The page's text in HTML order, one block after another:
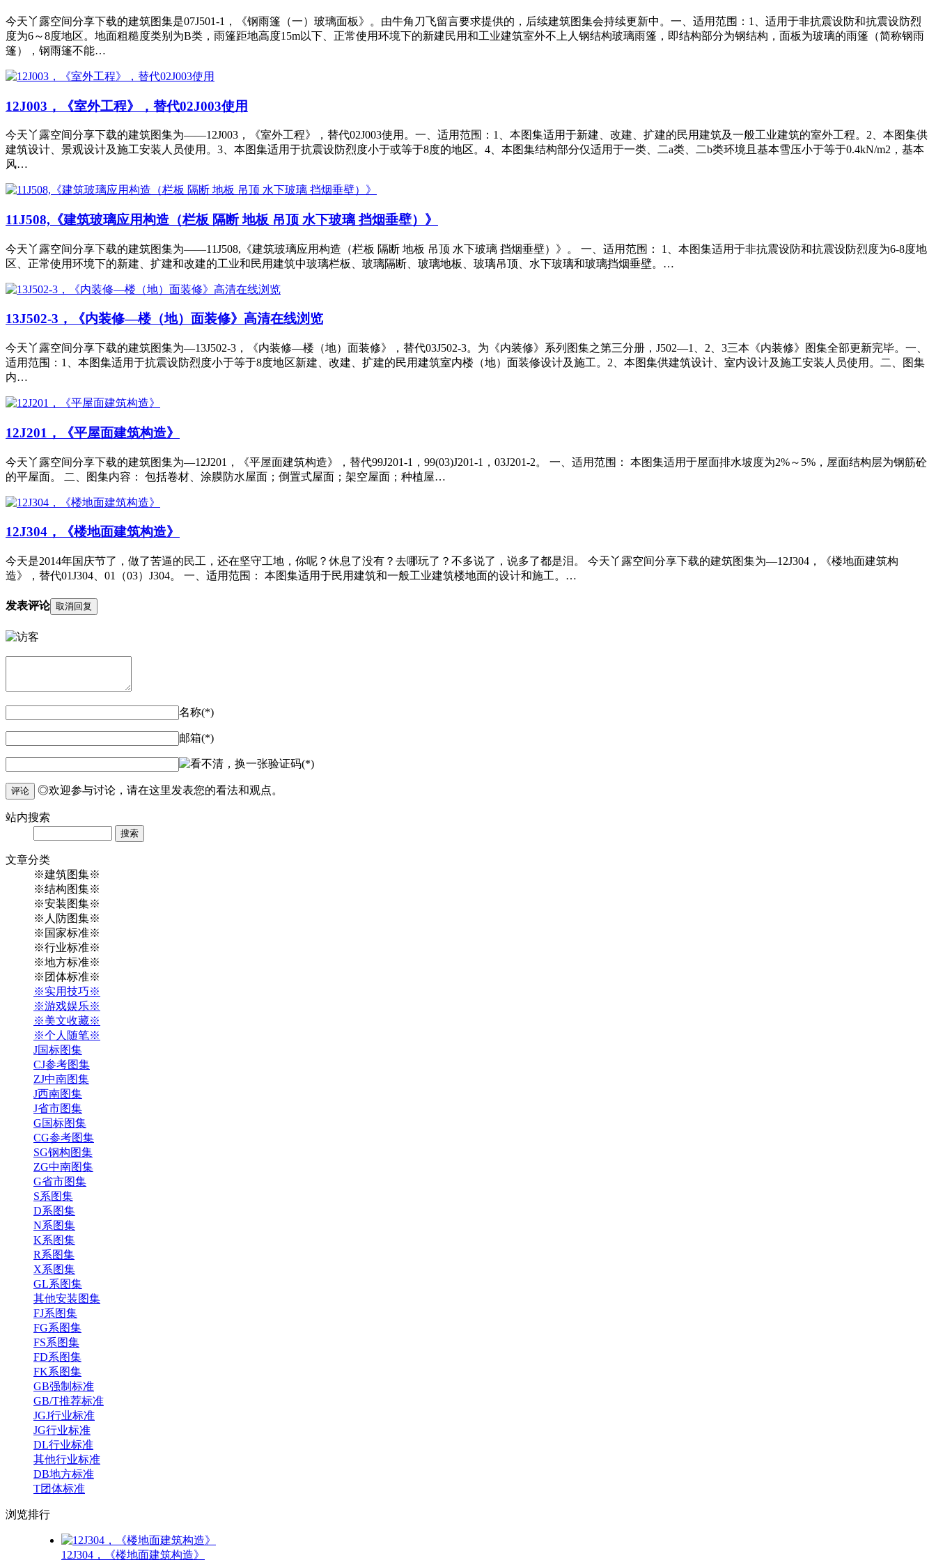
今天丫露空间分享下载的建筑图集是07J501-1，《钢雨篷（一）玻璃面板》。由牛角刀飞留言要求提供的，后续建筑图集会持续更新中。一、适用范围：1、适用于非抗震设防和抗震设防烈
度为6～8度地区。地面粗糙度类别为B类，雨篷距地高度15m以下、正常使用环境下的新建民用和工业建筑室外不上人钢结构玻璃雨篷，即结构部分为钢结构，面板为玻璃的雨篷（简称钢雨
篷），钢雨篷不能…
12J003，《室外工程》，替代02J003使用
今天丫露空间分享下载的建筑图集为——12J003，《室外工程》，替代02J003使用。一、适用范围：1、本图集适用于新建、改建、扩建的民用建筑及一般工业建筑的室外工程。2、本图集供
建筑设计、景观设计及施工安装人员使用。3、本图集适用于抗震设防烈度小于或等于8度的地区。4、本图集结构部分仅适用于一类、二a类、二b类环境且基本雪压小于等于0.4kN/m2，基本
风…
11J508,《建筑玻璃应用构造（栏板 隔断 地板 吊顶 水下玻璃 挡烟垂壁）》
今天丫露空间分享下载的建筑图集为——11J508,《建筑玻璃应用构造（栏板 隔断 地板 吊顶 水下玻璃 挡烟垂壁）》。 一、适用范围： 1、本图集适用于非抗震设防和抗震设防烈度为6-8度地
区、正常使用环境下的新建、扩建和改建的工业和民用建筑中玻璃栏板、玻璃隔断、玻璃地板、玻璃吊顶、水下玻璃和玻璃挡烟垂壁。…
13J502-3，《内装修—楼（地）面装修》高清在线浏览
今天丫露空间分享下载的建筑图集为—13J502-3，《内装修—楼（地）面装修》，替代03J502-3。为《内装修》系列图集之第三分册，J502—1、2、3三本《内装修》图集全部更新完毕。一、
适用范围：1、本图集适用于抗震设防烈度小于等于8度地区新建、改建、扩建的民用建筑室内楼（地）面装修设计及施工。2、本图集供建筑设计、室内设计及施工安装人员使用。二、图集
内…
12J201，《平屋面建筑构造》
今天丫露空间分享下载的建筑图集为—12J201，《平屋面建筑构造》，替代99J201-1，99(03)J201-1，03J201-2。 一、适用范围： 本图集适用于屋面排水坡度为2%～5%，屋面结构层为钢筋砼
的平屋面。 二、图集内容： 包括卷材、涂膜防水屋面；倒置式屋面；架空屋面；种植屋…
12J304，《楼地面建筑构造》
今天是2014年国庆节了，做了苦逼的民工，还在坚守工地，你呢？休息了没有？去哪玩了？不多说了，说多了都是泪。 今天丫露空间分享下载的建筑图集为—12J304，《楼地面建筑构
造》，替代01J304、01（03）J304。 一、适用范围： 本图集适用于民用建筑和一般工业建筑楼地面的设计和施工。…
发表评论 取消回复
名称(*)
邮箱(*)
验证码(*)
评论 ◎欢迎参与讨论，请在这里发表您的看法和观点。
站内搜索
文章分类
※建筑图集※
※结构图集※
※安装图集※
※人防图集※
※国家标准※
※行业标准※
※地方标准※
※团体标准※
※实用技巧※
※游戏娱乐※
※美文收藏※
※个人随笔※
J国标图集
CJ参考图集
ZJ中南图集
J西南图集
J省市图集
G国标图集
CG参考图集
SG钢构图集
ZG中南图集
G省市图集
S系图集
D系图集
N系图集
K系图集
R系图集
X系图集
GL系图集
其他安装图集
FJ系图集
FG系图集
FS系图集
FD系图集
FK系图集
GB强制标准
GB/T推荐标准
JGJ行业标准
JG行业标准
DL行业标准
其他行业标准
DB地方标准
T团体标准
浏览排行
12J304，《楼地面建筑构造》